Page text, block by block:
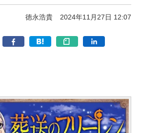
徳永浩貴 2024年11月27日 12:07